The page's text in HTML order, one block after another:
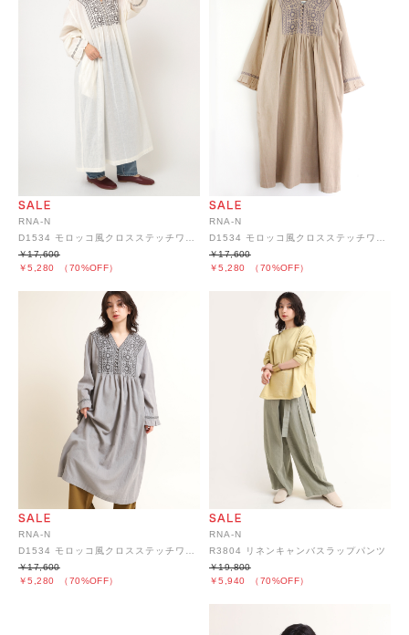
RNA-N
D1534 モロッコ風クロスステッチワンピース
￥5,280 （70%OFF）
￥17,600
RNA-N
D1534 モロッコ風クロスステッチワンピース
￥5,280 （70%OFF）
￥17,600
RNA-N
￥5,280 （70%OFF）
￥17,600
RNA-N
R3804 リネンキャンバスラップパンツ
￥5,940 （70%OFF）
￥19,800